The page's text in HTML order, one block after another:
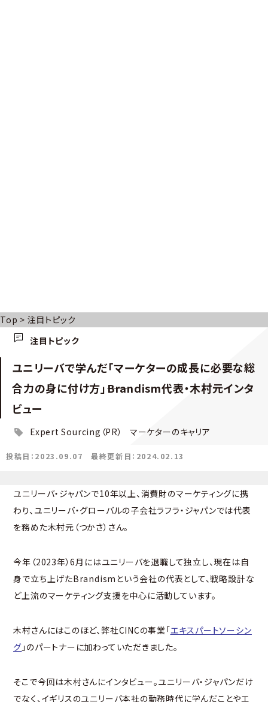
Top > 注目トピック
注目トピック
ユニリーバで学んだ「マーケターの成長に必要な総
合力の身に付け方」――Brandism代表・木村元インタ
ビュー
Expert Sourcing（PR） マーケターのキャリア
投稿日：2023.09.07 最終更新日：2024.02.13
ユニリーバ・ジャパンで10年以上、消費財のマーケティングに携
わり、ユニリーバ・グローバルの子会社ラフラ・ジャパンでは代表
を務めた木村元（つかさ）さん。
今年（2023年）6月にはユニリーバを退職して独立し、現在は自
身で立ち上げたBrandismという会社の代表として、戦略設計な
ど上流のマーケティング支援を中心に活動しています。
木村さんにはこのほど、弊社CINCの事業「エキスパートソーシン
グ 」のパートナーに加わっていただきました。
そこで今回は木村さんにインタビュー。ユニリーバ・ジャパンだけ
でなく、イギリスのユニリーバ本社の勤務時代に学んだことやエ